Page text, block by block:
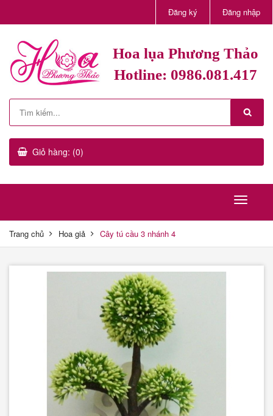
Đăng ký Đăng nhập
Hoa lụa Phương Thảo
Hotline: 0986.081.417
Giỏ hàng: (0)
Trang chủ Hoa giả Cây tú cầu 3 nhánh 4